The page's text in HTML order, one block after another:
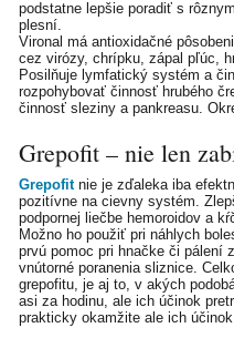
podstatne lepšie poradiť s
plesní.
Vironal má antioxidačné
cez virózy, chrípku, zápal pľúc,
Posilňuje lymfatický systém a
rozpohybovať činnosť hrubého
činnosť sleziny a pankreasu.
Grepofit – nie len
Grepofitnie je zďaleka iba
pozitívne na cievny systém.
podpornej liečbe hemoroidov a
Možno ho použiť pri náhlych
prvú pomoc pri hnačke či pálení
vnútorné poranenia sliznice.
grepofitu, je aj to, v akých
asi za hodinu, ale ich účinok
prakticky okamžite ale ich